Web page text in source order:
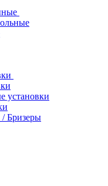
установки
/ Бризеры